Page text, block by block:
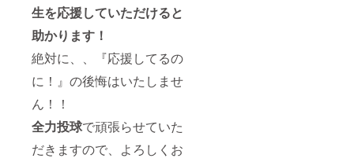
生を応援していただけると
助かります！
絶対に、、『応援してるの
に！』の後悔はいたしませ
ん！！
全力投球で頑張らせていた
だきますので、よろしくお